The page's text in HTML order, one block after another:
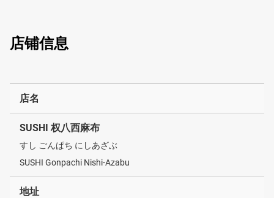
店铺信息
店名
SUSHI 权八西麻布
すし ごんぱち にしあざぶ
SUSHI Gonpachi Nishi-Azabu
地址